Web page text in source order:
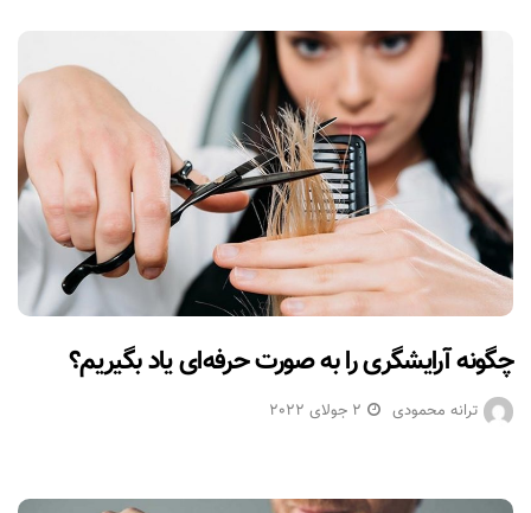
چگونه آرایشگری را به صورت حرفه‌ای یاد بگیریم؟
ترانه محمودی 2 جولای 2022